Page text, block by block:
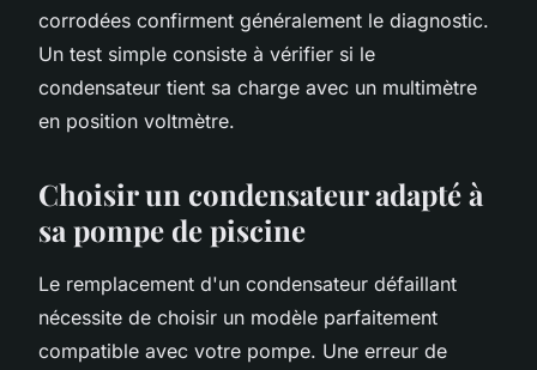
corrodées confirment généralement le diagnostic.
Un test simple consiste à vérifier si le
condensateur tient sa charge avec un multimètre
en position voltmètre.
Choisir un condensateur adapté à
sa pompe de piscine
Le remplacement d'un condensateur défaillant
nécessite de choisir un modèle parfaitement
compatible avec votre pompe. Une erreur de